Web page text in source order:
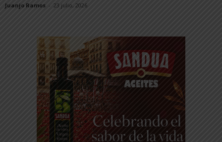
Juanjo Ramos - 23 julio, 2026